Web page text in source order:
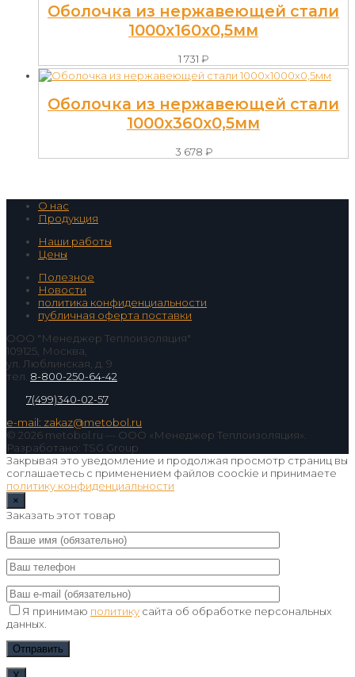
Оболочка из нержавеющей стали
1000х160х0,5мм
1 731 ₽
Оболочка из нержавеющей стали
1000х360х0,5мм
3 678 ₽
О нас
Продукция
Наши работы
Цены
Полезное
Новости
политика конфиденциальности
публичная оферта поставки
ООО "Менеджер Теплоизоляция"
109125, Москва,
ул. Люблинская, д. 9
тел. 8-800-250-64-42
7(499)340-02-57
e-mail: zakaz@metobol.ru
© 2026 metobol.ru — ООО «Менеджер Теплоизоляция».
Разработано: TSG Group
Закрывая это уведомление и продолжая просмотр страниц вы
соглашаетесь с применением файлов coockie и принимаете
политику конфиденциальности
×
Заказать этот товар
Я принимаю политику сайта об обработке персональных
данных.